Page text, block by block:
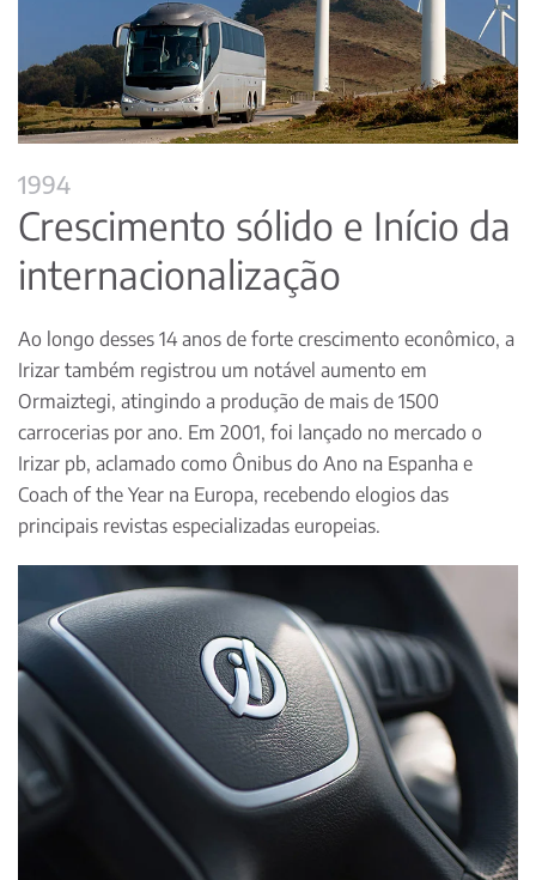
1994
Crescimento sólido e Início da
internacionalização
Ao longo desses 14 anos de forte crescimento econômico, a
Irizar também registrou um notável aumento em
Ormaiztegi, atingindo a produção de mais de 1500
carrocerias por ano. Em 2001, foi lançado no mercado o
Irizar pb, aclamado como Ônibus do Ano na Espanha e
Coach of the Year na Europa, recebendo elogios das
principais revistas especializadas europeias.